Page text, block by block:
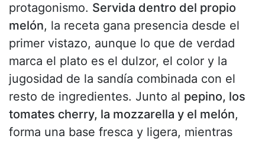
protagonismo. Servida dentro del propio
melón, la receta gana presencia desde el
primer vistazo, aunque lo que de verdad
marca el plato es el dulzor, el color y la
jugosidad de la sandía combinada con el
resto de ingredientes. Junto al pepino, los
tomates cherry, la mozzarella y el melón,
forma una base fresca y ligera, mientras